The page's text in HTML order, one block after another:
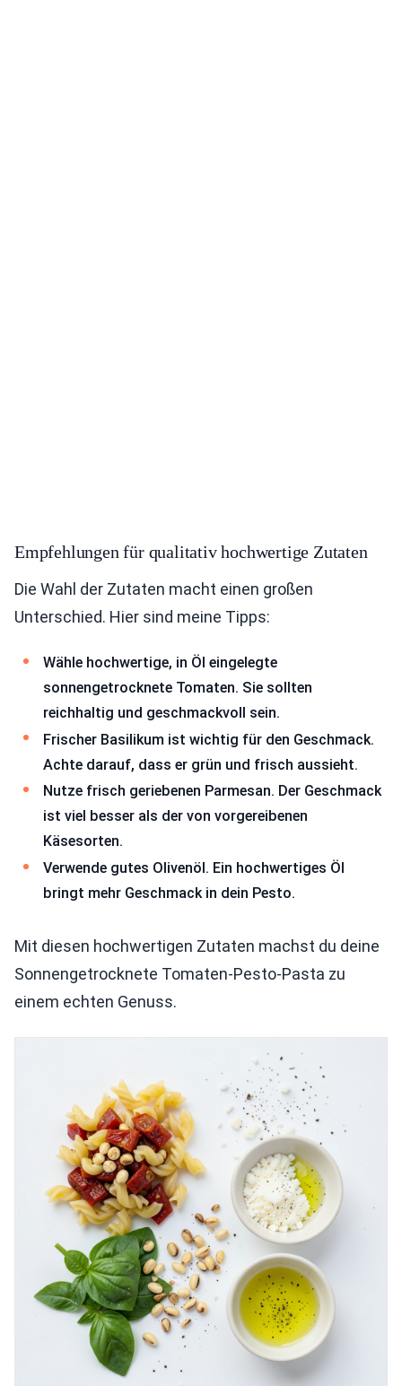
Empfehlungen für qualitativ hochwertige Zutaten
Die Wahl der Zutaten macht einen großen
Unterschied. Hier sind meine Tipps:
Wähle hochwertige, in Öl eingelegte
sonnengetrocknete Tomaten. Sie sollten
reichhaltig und geschmackvoll sein.
Frischer Basilikum ist wichtig für den Geschmack.
Achte darauf, dass er grün und frisch aussieht.
Nutze frisch geriebenen Parmesan. Der Geschmack
ist viel besser als der von vorgereibenen
Käsesorten.
Verwende gutes Olivenöl. Ein hochwertiges Öl
bringt mehr Geschmack in dein Pesto.
Mit diesen hochwertigen Zutaten machst du deine
Sonnengetrocknete Tomaten-Pesto-Pasta zu
einem echten Genuss.